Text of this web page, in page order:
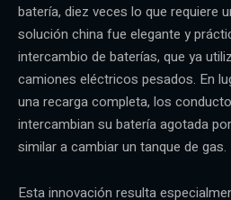
batería, diez veces lo que requiere
solución china fue elegante y
intercambio de baterías, que ya
camiones eléctricos pesados. En
una recarga completa, los
intercambian su batería agotada
similar a cambiar un tanque de gas.
Esta innovación resulta